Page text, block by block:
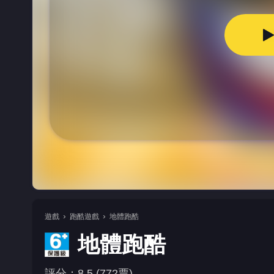
遊戲 跑酷遊戲 地體跑酷
地體跑酷